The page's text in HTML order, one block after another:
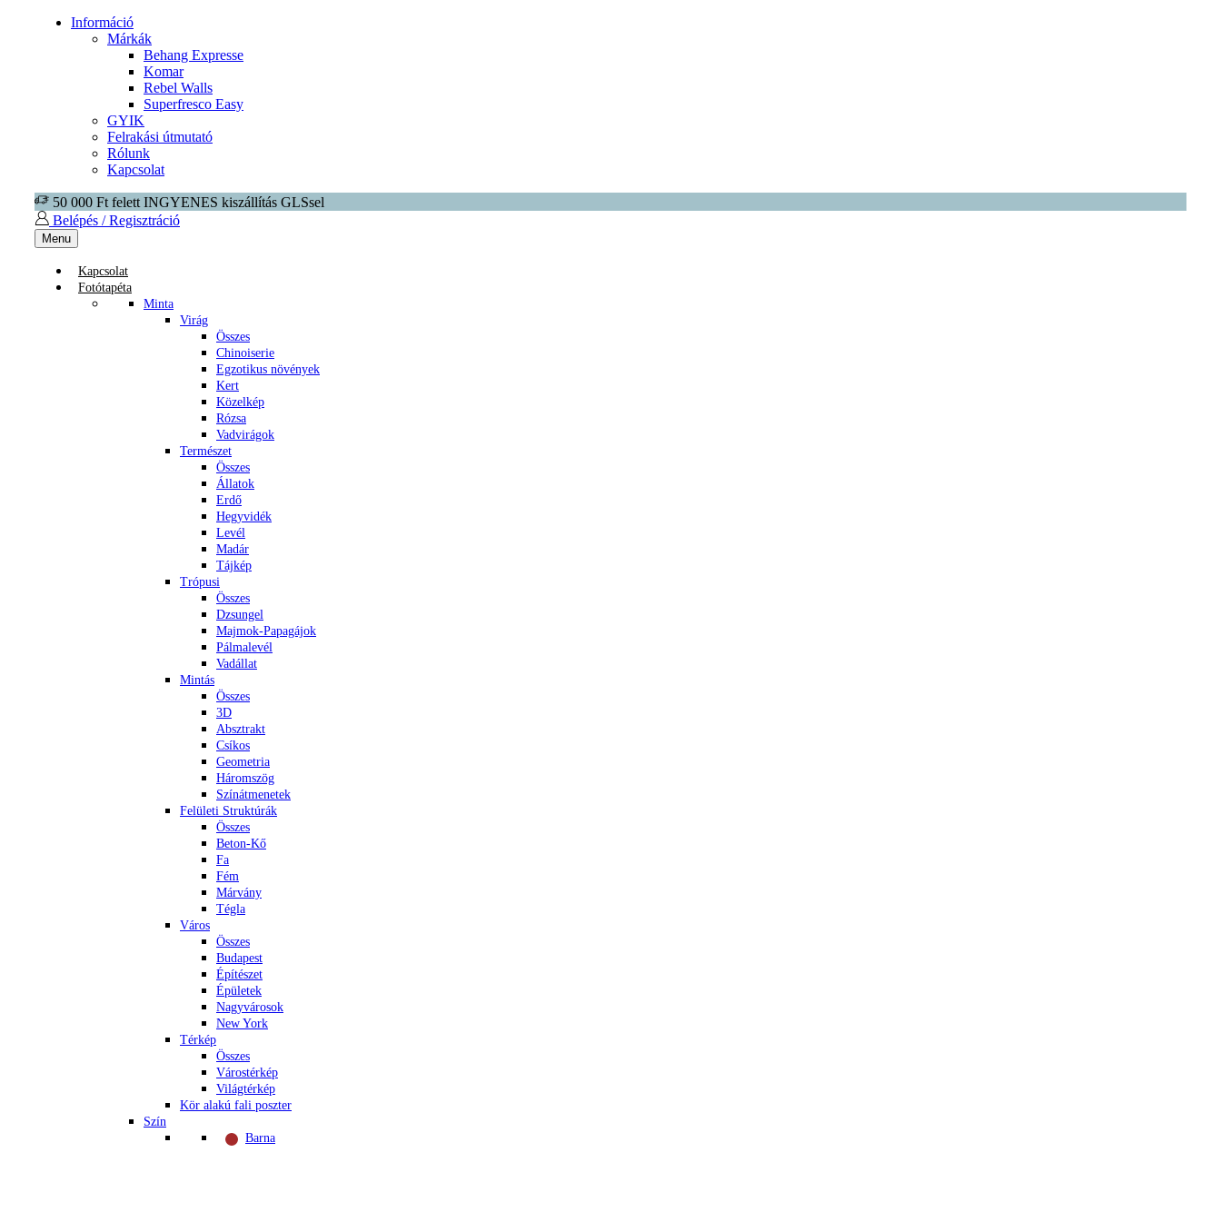
Információ
Márkák
Behang Expresse
Komar
Rebel Walls
Superfresco Easy
GYIK
Felrakási útmutató
Rólunk
Kapcsolat
50 000 Ft felett INGYENES kiszállítás GLSsel
Belépés / Regisztráció
Menu
Kapcsolat
Fotótapéta
Minta
Virág
Összes
Chinoiserie
Egzotikus növények
Kert
Közelkép
Rózsa
Vadvirágok
Természet
Összes
Állatok
Erdő
Hegyvidék
Levél
Madár
Tájkép
Trópusi
Összes
Dzsungel
Majmok-Papagájok
Pálmalevél
Vadállat
Mintás
Összes
3D
Absztrakt
Csíkos
Geometria
Háromszög
Színátmenetek
Felületi Struktúrák
Összes
Beton-Kő
Fa
Fém
Márvány
Tégla
Város
Összes
Budapest
Építészet
Épületek
Nagyvárosok
New York
Térkép
Összes
Várostérkép
Világtérkép
Kör alakú fali poszter
Szín
Barna